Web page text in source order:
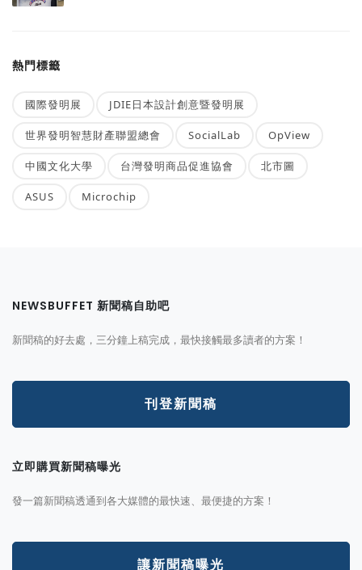
熱門標籤
國際發明展 JDIE日本設計創意暨發明展
世界發明智慧財產聯盟總會 SocialLab OpView
中國文化大學 台灣發明商品促進協會 北市圖
ASUS Microchip
NEWSBUFFET 新聞稿自助吧
新聞稿的好去處，三分鐘上稿完成，最快接觸最多讀者的方案！
刊登新聞稿
立即購買新聞稿曝光
發一篇新聞稿透通到各大媒體的最快速、最便捷的方案！
讓新聞稿曝光